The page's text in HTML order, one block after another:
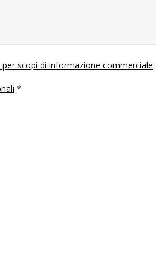
scopi di informazione commerciale
*